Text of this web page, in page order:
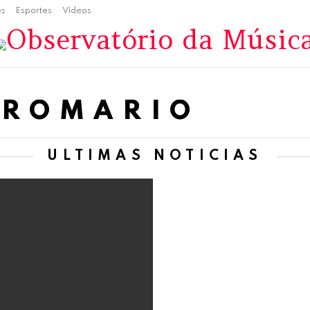
Esportes Vídeos
ÚLTIMAS NOTÍCIAS